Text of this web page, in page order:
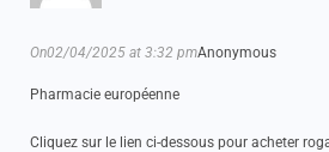
Anonymous
On02/04/2025 at 3:32 pm
Pharmacie européenne
Cliquez sur le lien ci-dessous pour acheter